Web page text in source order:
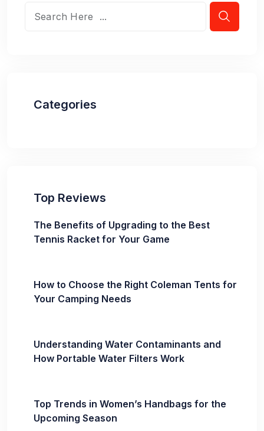
Categories
Top Reviews
The Benefits of Upgrading to the Best
Tennis Racket for Your Game
How to Choose the Right Coleman Tents for
Your Camping Needs
Understanding Water Contaminants and
How Portable Water Filters Work
Top Trends in Women’s Handbags for the
Upcoming Season